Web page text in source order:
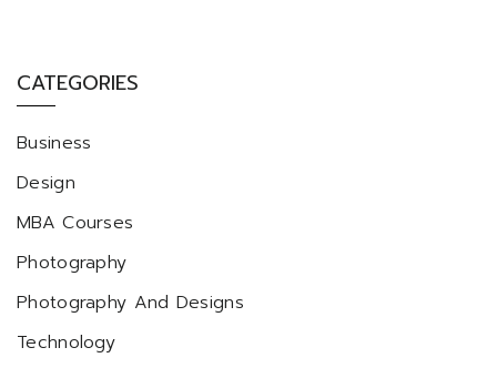
CATEGORIES
Business
Design
MBA Courses
Photography
Photography And Designs
Technology